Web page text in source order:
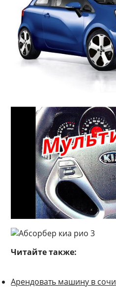
Читайте также:
Арендовать машину в сочи